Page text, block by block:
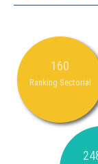
160
Ranking Sectorial